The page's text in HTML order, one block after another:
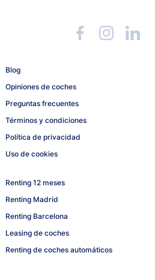
Blog
Opiniones de coches
Preguntas frecuentes
Términos y condiciones
Política de privacidad
Uso de cookies
Renting 12 meses
Renting Madrid
Renting Barcelona
Leasing de coches
Renting de coches automáticos